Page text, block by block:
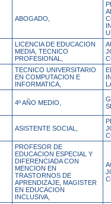
ABOGADO,
LICENCIA DE EDUCACION
MEDIA, TECNICO
PROFESIONAL,
TECNICO UNIVERSITARIO
EN COMPUTACION E
INFORMATICA,
4º AÑO MEDIO,
ASISTENTE SOCIAL,
PROFESOR DE
EDUCACION ESPECIAL Y
DIFERENCIADA CON
MENCION EN
TRASTORNOS DE
APRENDIZAJE, MAGISTER
EN EDUCACION
INCLUSIVA,